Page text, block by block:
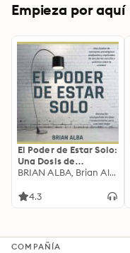
Empieza por aquí
El Poder de Estar Solo:
Una Dosis de
Motivación
Ideas Revolucionarias
BRIAN ALBA, Brian Alba
4.3
COMPAÑÍA